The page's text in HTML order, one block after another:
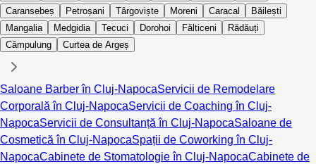
Caransebeș
Petroșani Târgoviște Moreni Caracal
Băilești
Mangalia
Medgidia Tecuci Dorohoi Fălticeni
Rădăuți
Câmpulung
Curtea de Argeș
Saloane Barber în Cluj-NapocaServicii de Remodelare
Corporală în Cluj-NapocaServicii de Coaching în Cluj-
NapocaServicii de Consultanță în Cluj-NapocaSaloane de
Cosmetică în Cluj-NapocaSpații de Coworking în Cluj-
NapocaCabinete de Stomatologie în Cluj-NapocaCabinete de